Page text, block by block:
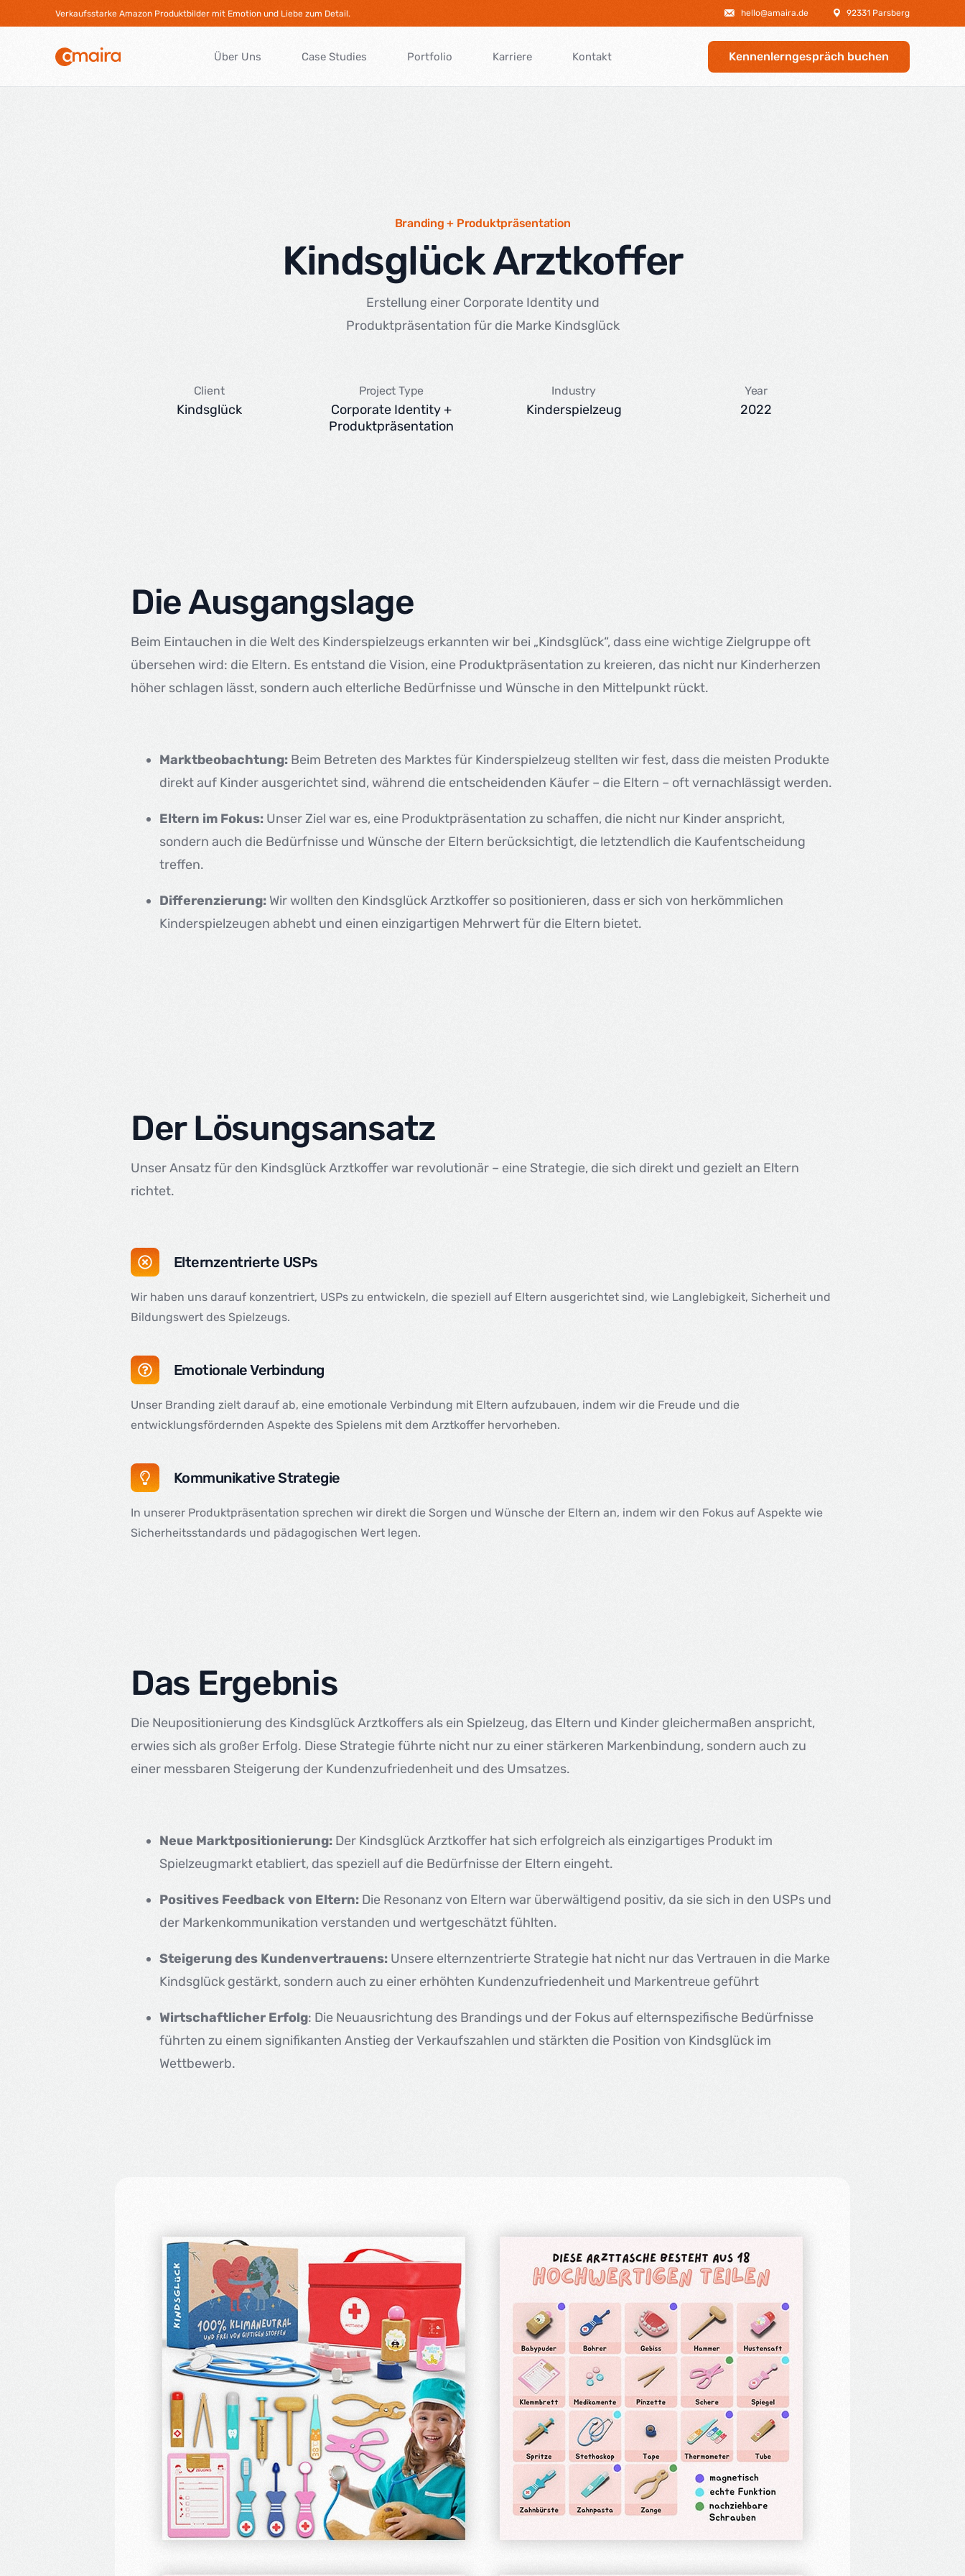
Verkaufsstarke Amazon Produktbilder mit Emotion und Liebe zum Detail. hello@amaira.de 92331 Parsberg
Über Uns Case Studies Portfolio Karriere Kontakt Kennenlerngespräch buchen
Branding + Produktpräsentation
Kindsglück Arztkoffer
Erstellung einer Corporate Identity und
Produktpräsentation für die Marke Kindsglück
Client
Kindsglück
Project Type
Corporate Identity +
Produktpräsentation
Industry
Kinderspielzeug
Year
2022
Die Ausgangslage
Beim Eintauchen in die Welt des Kinderspielzeugs erkannten wir bei „Kindsglück“, dass eine wichtige Zielgruppe oft
übersehen wird: die Eltern. Es entstand die Vision, eine Produktpräsentation zu kreieren, das nicht nur Kinderherzen
höher schlagen lässt, sondern auch elterliche Bedürfnisse und Wünsche in den Mittelpunkt rückt.
Marktbeobachtung: Beim Betreten des Marktes für Kinderspielzeug stellten wir fest, dass die meisten Produkte
direkt auf Kinder ausgerichtet sind, während die entscheidenden Käufer – die Eltern – oft vernachlässigt werden.
Eltern im Fokus: Unser Ziel war es, eine Produktpräsentation zu schaffen, die nicht nur Kinder anspricht,
sondern auch die Bedürfnisse und Wünsche der Eltern berücksichtigt, die letztendlich die Kaufentscheidung
treffen.
Differenzierung: Wir wollten den Kindsglück Arztkoffer so positionieren, dass er sich von herkömmlichen
Kinderspielzeugen abhebt und einen einzigartigen Mehrwert für die Eltern bietet.
Der Lösungsansatz
Unser Ansatz für den Kindsglück Arztkoffer war revolutionär – eine Strategie, die sich direkt und gezielt an Eltern
richtet.
Elternzentrierte USPs
Wir haben uns darauf konzentriert, USPs zu entwickeln, die speziell auf Eltern ausgerichtet sind, wie Langlebigkeit, Sicherheit und
Bildungswert des Spielzeugs.
Emotionale Verbindung
Unser Branding zielt darauf ab, eine emotionale Verbindung mit Eltern aufzubauen, indem wir die Freude und die
entwicklungsfördernden Aspekte des Spielens mit dem Arztkoffer hervorheben.
Kommunikative Strategie
In unserer Produktpräsentation sprechen wir direkt die Sorgen und Wünsche der Eltern an, indem wir den Fokus auf Aspekte wie
Sicherheitsstandards und pädagogischen Wert legen.
Das Ergebnis
Die Neupositionierung des Kindsglück Arztkoffers als ein Spielzeug, das Eltern und Kinder gleichermaßen anspricht,
erwies sich als großer Erfolg. Diese Strategie führte nicht nur zu einer stärkeren Markenbindung, sondern auch zu
einer messbaren Steigerung der Kundenzufriedenheit und des Umsatzes.
Neue Marktpositionierung: Der Kindsglück Arztkoffer hat sich erfolgreich als einzigartiges Produkt im
Spielzeugmarkt etabliert, das speziell auf die Bedürfnisse der Eltern eingeht.
Positives Feedback von Eltern: Die Resonanz von Eltern war überwältigend positiv, da sie sich in den USPs und
der Markenkommunikation verstanden und wertgeschätzt fühlten.
Steigerung des Kundenvertrauens: Unsere elternzentrierte Strategie hat nicht nur das Vertrauen in die Marke
Kindsglück gestärkt, sondern auch zu einer erhöhten Kundenzufriedenheit und Markentreue geführt
Wirtschaftlicher Erfolg: Die Neuausrichtung des Brandings und der Fokus auf elternspezifische Bedürfnisse
führten zu einem signifikanten Anstieg der Verkaufszahlen und stärkten die Position von Kindsglück im
Wettbewerb.